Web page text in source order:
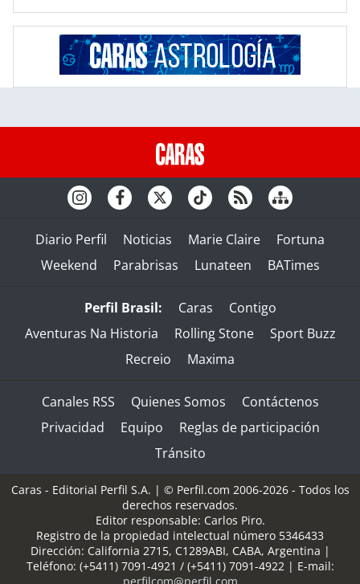
Diario Perfil Noticias Marie Claire
Fortuna
Weekend
Parabrisas Lunateen BATimes
Perfil Brasil: Caras
Contigo
Aventuras Na Historia
Rolling Stone
Sport Buzz
Recreio
Maxima
Canales RSS Quienes Somos
Contáctenos
Privacidad
Equipo
Reglas de participación
Tránsito
Caras - Editorial Perfil S.A. | © Perfil.com 2006-2026 - Todos los
derechos reservados.
Editor responsable: Carlos Piro.
Registro de la propiedad intelectual número 5346433
Dirección: California 2715, C1289ABI, CABA, Argentina |
Teléfono: (+5411) 7091-4921 / (+5411) 7091-4922 | E-mail:
perfilcom@perfil.com